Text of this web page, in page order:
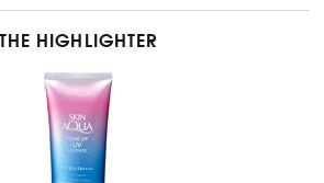
THE HIGHLIGHTER